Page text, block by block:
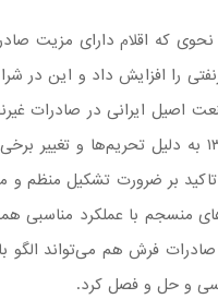
که اقلام دارای مزیت
اصیل ایرانی در صادرات
بر ضرورت تشکیل منظم و
با عملکرد مناسبی
فرش هم می‌تواند الگو
و حل و فصل کرد.